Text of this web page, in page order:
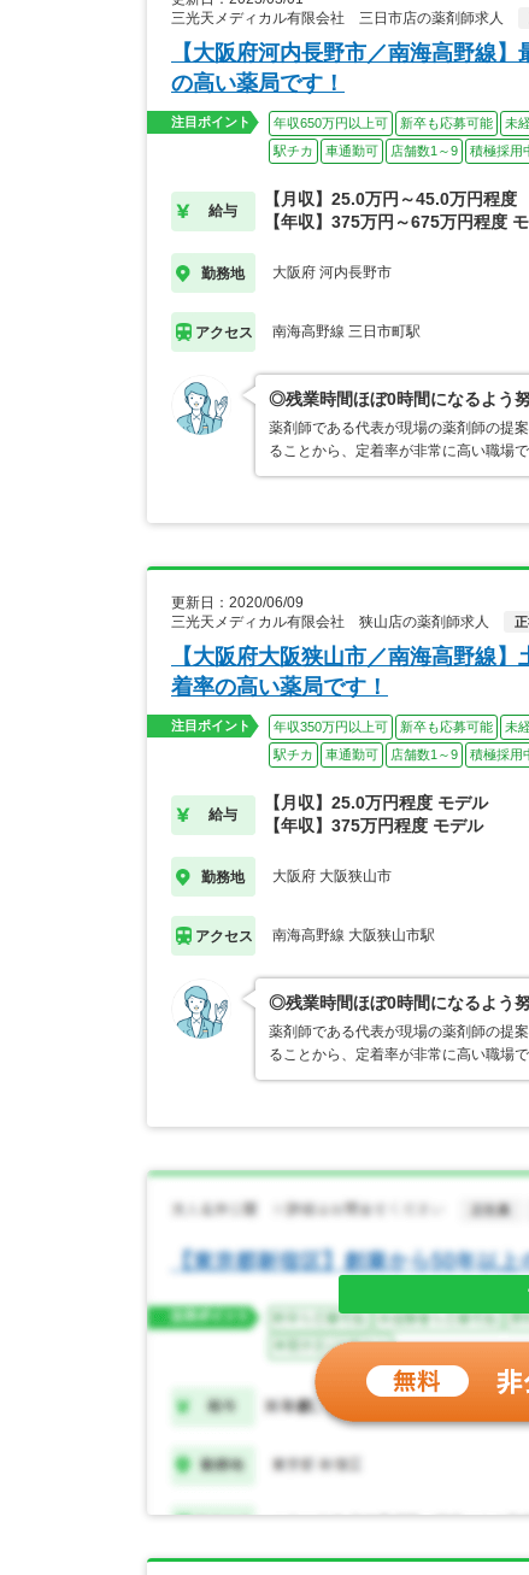
三光天メディカル有限会社 三日市店の薬剤師求人
【大阪府河内長野市／南海高野線
の高い薬局です！
注目ポイント 年収650万円以上可 新卒も応募可能 未
駅チカ
車通勤可 店舗数1～9 積極採用
給与
【月収】25.0万円～45.0万円程度
【年収】375万円～675万円程度
勤務地 大阪府 河内長野市
アクセス 南海高野線 三日市町駅
◎残業時間ほぼ0時間になるよう
薬剤師である代表が現場の薬剤師の提
ることから、定着率が非常に高い職場
更新日：2020/06/09
三光天メディカル有限会社 狭山店の薬剤師求人
【大阪府大阪狭山市／南海高野線
着率の高い薬局です！
注目ポイント 年収350万円以上可 新卒も応募可能 未
駅チカ
車通勤可 店舗数1～9 積極採用
給与
【月収】25.0万円程度 モデル
【年収】375万円程度 モデル
勤務地 大阪府 大阪狭山市
アクセス 南海高野線 大阪狭山市駅
◎残業時間ほぼ0時間になるよう
薬剤師である代表が現場の薬剤師の提
ることから、定着率が非常に高い職場